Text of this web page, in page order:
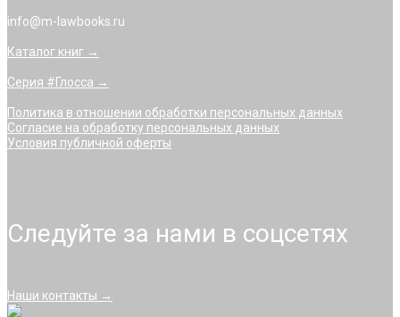
info@m-lawbooks.ru
Каталог книг →
Серия #Глосса →
Политика в отношении обработки персональных данных
Согласие на обработку персональных данных
Условия публичной оферты
Следуйте за нами в соцсетях
Наши контакты →